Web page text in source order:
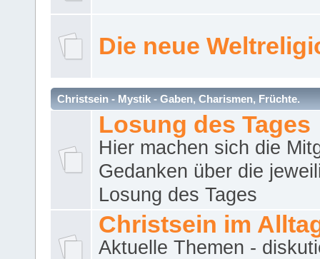
Die neue
Christsein - Mystik - Gaben, Charismen, Früchte.
Losung des Tages
Hier machen sich die
Gedanken über die
Losung des Tages
Christsein im
Aktuelle Themen -